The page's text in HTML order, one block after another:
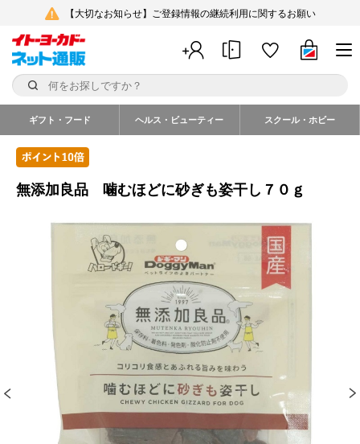
【大切なお知らせ】ご登録情報の継続利用に関するお願い
ギフト・フード ヘルス・ビューティー スクール・ホビー
無添加良品 噛むほどに砂ぎも姿干し７０ｇ